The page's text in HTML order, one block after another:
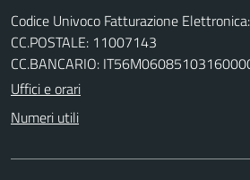
Codice Univoco Fatturazione
CC.POSTALE: 11007143
CC.BANCARIO:
Uffici e orari
Numeri utili